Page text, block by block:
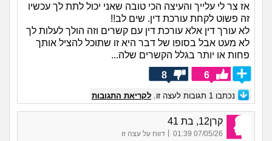
אז צר לי עלייך והעיצה הכי טובה שאני יכול לתת לך עכשיו
זה פשוט לקחת עורכת דין. שים לב!!
לא עורך דין אלא עורכת דין עם קשרים וזה הולך לעלות לך
לא מעט אבל בסופו של דבר היא זו שתוכל להציל אותך
פחות או יותר בגלל הקשרים שלה...
6
8
נכתבו 1 תגובות לעצה זו. לקריאת התגובות
קרן12, בת 41
07/05/26 01:39
| דווח על עצה זו